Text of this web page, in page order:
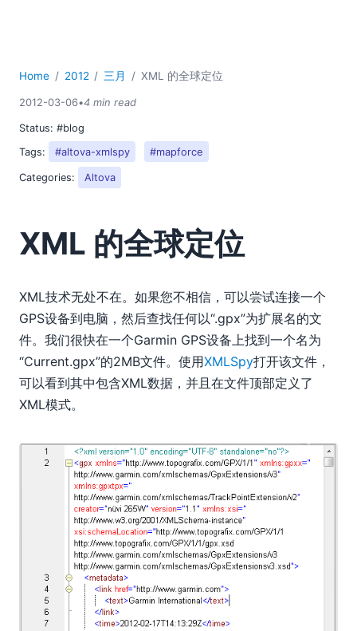
Home 2012 三月 XML 的全球定位
2012-03-06•4 min read
Status: #blog
Tags:
#altova-xmlspy #mapforce
Categories: Altova
XML 的全球定位
XML技术无处不在。如果您不相信，可以尝试连接一个
GPS设备到电脑，然后查找任何以“.gpx”为扩展名的文
件。我们很快在一个Garmin GPS设备上找到一个名为
“Current.gpx”的2MB文件。使用XMLSpy打开该文件，
可以看到其中包含XML数据，并且在文件顶部定义了
XML模式。